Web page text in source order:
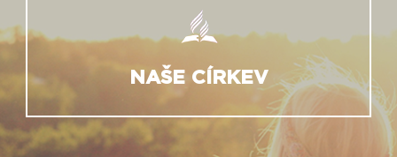
NAŠE CÍRKEV